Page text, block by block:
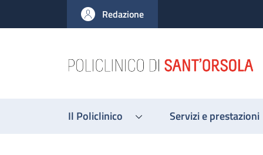
al contenuto principale
to footer content
Redazione
Il Policlinico Servizi e prestazioni